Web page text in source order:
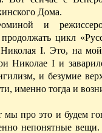
Дома.
и
цикл
I. Это, на мой
Николае I и
и безумие
именно тогда и
про это и будем
непонятные